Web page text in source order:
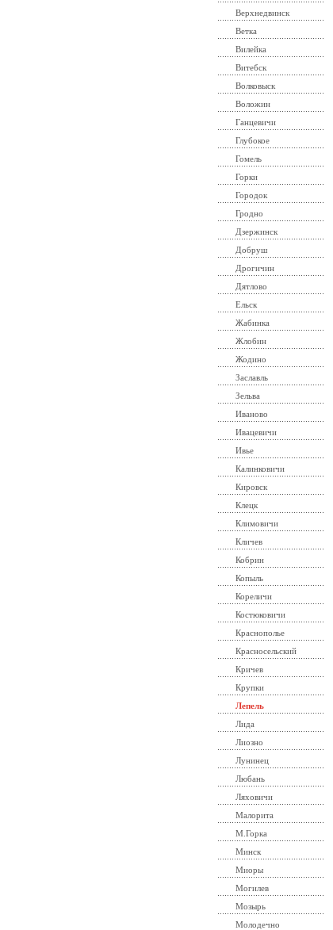
Верхнедвинск
Ветка
Вилейка
Витебск
Волковыск
Воложин
Ганцевичи
Глубокое
Гомель
Горки
Городок
Гродно
Дзержинск
Добруш
Дрогичин
Дятлово
Ельск
Жабинка
Жлобин
Жодино
Заславль
Зельва
Иваново
Ивацевичи
Ивье
Калинковичи
Кировск
Клецк
Климовичи
Кличев
Кобрин
Копыль
Кореличи
Костюковичи
Краснополье
Красносельский
Кричев
Крупки
Лепель
Лида
Лиозно
Лунинец
Любань
Ляховичи
Малорита
М.Горка
Минск
Миоры
Могилев
Мозырь
Молодечно